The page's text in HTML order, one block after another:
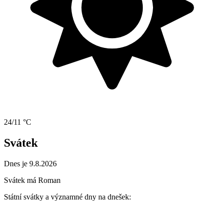
24/11 °C
Svátek
Dnes je 9.8.2026
Svátek má Roman
Státní svátky a významné dny na dnešek: